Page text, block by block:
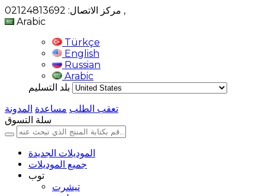
,
Arabic
Türkçe
English
Russian
Arabic
بلد التسليم
تعقب الطلب مساعدة المدونة
سلة التسوق
الموديلات الجديدة
جميع الموديلات
توب
تيشرت